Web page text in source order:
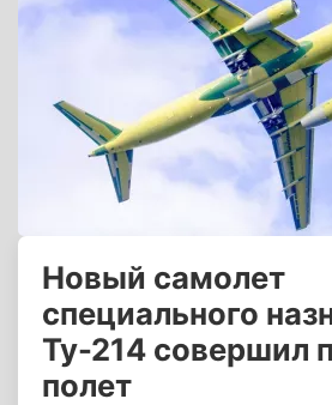
Новый самолет
специального
Ту-214 совершил
полет